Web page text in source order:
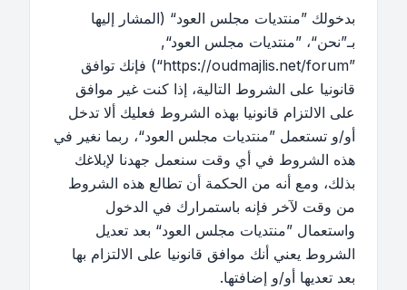
بدخولك ”منتديات مجلس العود“ (المشار إليها
بـ”نحن“، ”منتديات مجلس العود“,
”https://oudmajlis.net/forum“) فإنك توافق
قانونيا على الشروط التالية، إذا كنت غير موافق
على الالتزام قانونيا بهذه الشروط فعليك ألا تدخل
أو/و تستعمل ”منتديات مجلس العود“، ربما نغير في
هذه الشروط في أي وقت سنعمل جهدنا لإبلاغك
بذلك، ومع أنه من الحكمة أن تطالع هذه الشروط
من وقت لآخر فإنه باستمرارك في الدخول
واستعمال ”منتديات مجلس العود“ بعد تعديل
الشروط يعني أنك موافق قانونيا على الالتزام بها
بعد تعديها أو/و إضافتها.